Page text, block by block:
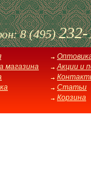
8 (495)
магазина
Акции и
Статьи
Корзина